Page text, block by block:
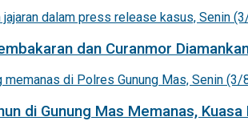
dan Curanmor
di Gunung Mas Memanas,